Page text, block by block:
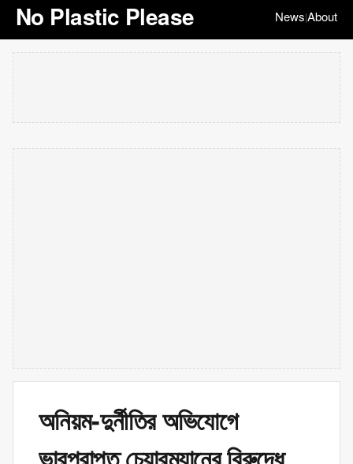
No Plastic Please News|About
অনিয়ম-দুর্নীতির অভিযোগে